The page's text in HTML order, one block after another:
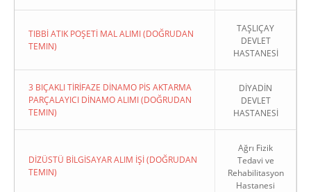
TIBBİ ATIK POŞETİ MAL ALIMI (DOĞRUDAN
TEMIN)
TAŞLIÇAY
DEVLET
HASTANESİ
3 BIÇAKLI TİRİFAZE DİNAMO PİS AKTARMA
PARÇALAYICI DİNAMO ALIMI (DOĞRUDAN
TEMIN)
DİYADİN
DEVLET
HASTANESİ
DİZÜSTÜ BİLGİSAYAR ALIM İŞİ (DOĞRUDAN
TEMIN)
Ağrı Fizik
Tedavi ve
Rehabilitasyon
Hastanesi